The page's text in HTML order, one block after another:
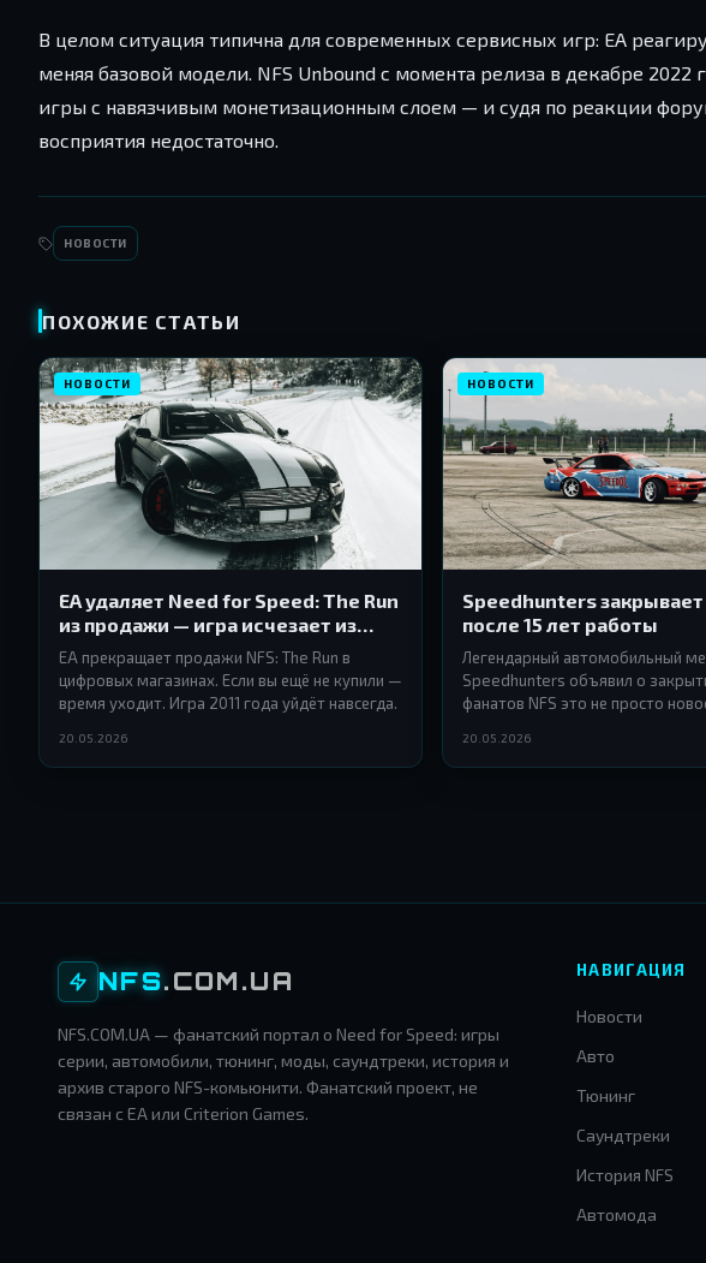
В целом ситуация типична для современных сервисных игр: EA
меняя базовой модели. NFS Unbound с момента релиза в декабре
игры с навязчивым монетизационным слоем — и судя по реакции
восприятия недостаточно.
НОВОСТИ
ПОХОЖИЕ СТАТЬИ
НОВОСТИ
EA удаляет Need for Speed: The Run
из продажи — игра исчезает из
Origin и EA App
EA прекращает продажи NFS: The Run в
цифровых магазинах. Если вы ещё не купили —
время уходит. Игра 2011 года уйдёт навсегда.
20.05.2026
НОВОСТИ
Speedhunters закрывает
после 15 лет работы
Легендарный автомобильный
Speedhunters объявил о
фанатов NFS это не просто
20.05.2026
NFS.COM.UA
NFS.COM.UA — фанатский портал о Need for Speed: игры
серии, автомобили, тюнинг, моды, саундтреки, история и
архив старого NFS-комьюнити. Фанатский проект, не
связан с EA или Criterion Games.
НАВИГАЦИЯ
Новости
Авто
Тюнинг
Саундтреки
История NFS
Автомода